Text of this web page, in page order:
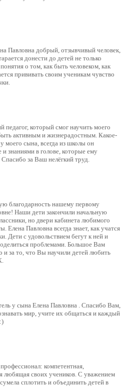
Павловна добрый, отзывчивый человек,
донести до детей не только
о том, как быть человеком, как
прививать своим ученикам чувство
педагог, который смог научить моего
активным и жизнерадостным. Какое-
моего сына, всегда из школы он
знаниями в голове, которые ему
за Ваш нелёгкий труд.
благодарность нашему первому
Наши дети закончили начальную
но двери кабинета любимого
Елена Павловна всегда знает, как учатся
Дети с удовольствием бегут к ней и
проблемами. Большое Вам
и за то, что Вы научили детей любить
у сына Елена Павловна . Спасибо Вам,
мир, учите их общаться и каждый
компетентная,
любящая своих учеников. С уважением
сплотить и объединить детей в